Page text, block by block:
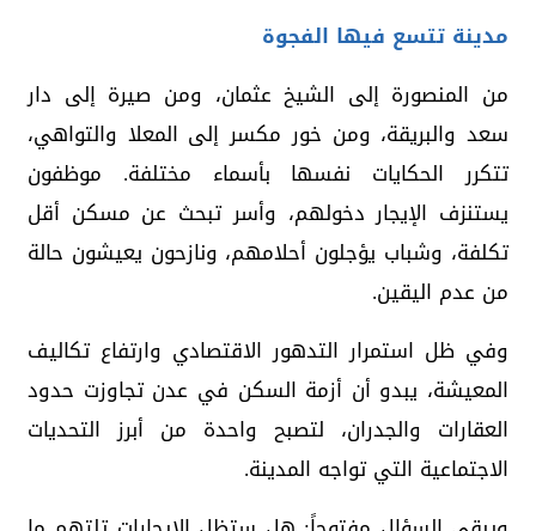
مدينة تتسع فيها الفجوة
من المنصورة إلى الشيخ عثمان، ومن صيرة إلى دار
سعد والبريقة، ومن خور مكسر إلى المعلا والتواهي،
تتكرر الحكايات نفسها بأسماء مختلفة. موظفون
يستنزف الإيجار دخولهم، وأسر تبحث عن مسكن أقل
تكلفة، وشباب يؤجلون أحلامهم، ونازحون يعيشون حالة
من عدم اليقين.
وفي ظل استمرار التدهور الاقتصادي وارتفاع تكاليف
المعيشة، يبدو أن أزمة السكن في عدن تجاوزت حدود
العقارات والجدران، لتصبح واحدة من أبرز التحديات
الاجتماعية التي تواجه المدينة.